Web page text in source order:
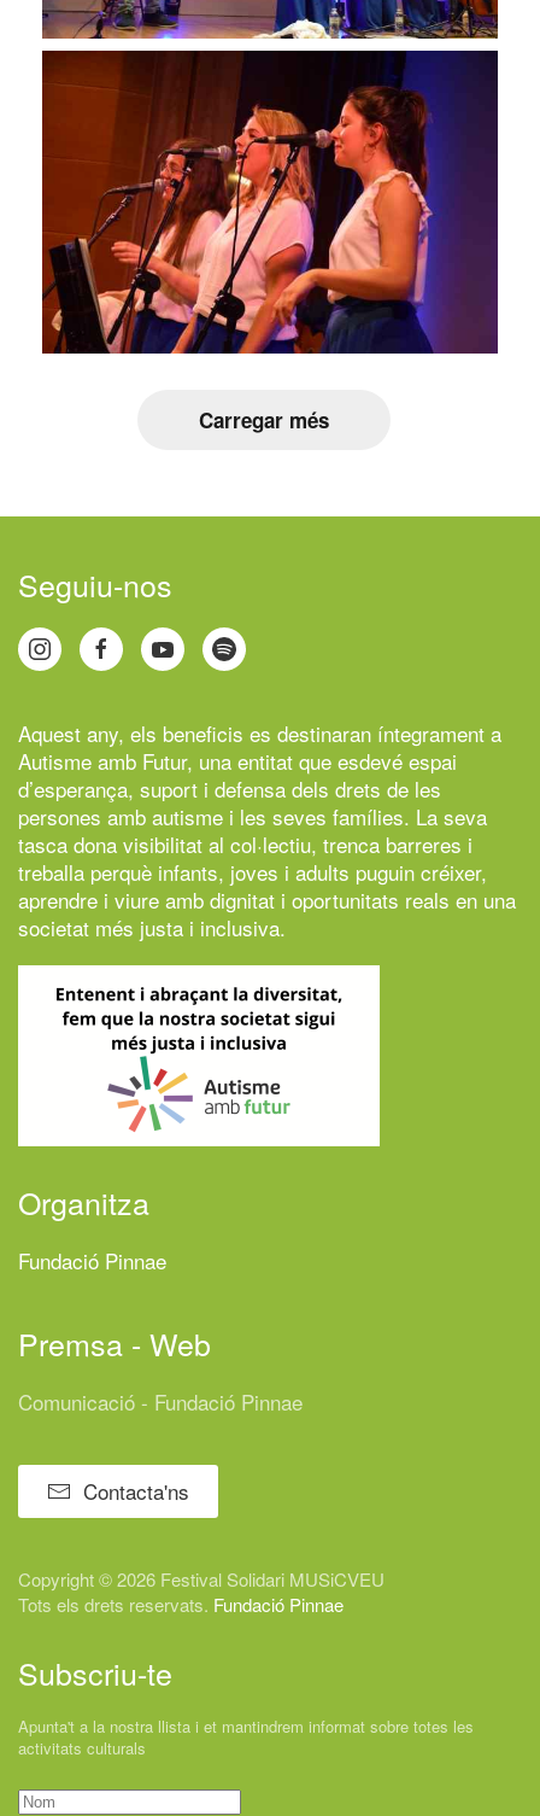
Carregar més
Seguiu-nos
Aquest any, els beneficis es destinaran íntegrament a
Autisme amb Futur, una entitat que esdevé espai
d’esperança, suport i defensa dels drets de les
persones amb autisme i les seves famílies. La seva
tasca dona visibilitat al col·lectiu, trenca barreres i
treballa perquè infants, joves i adults puguin créixer,
aprendre i viure amb dignitat i oportunitats reals en una
societat més justa i inclusiva.
Organitza
Fundació Pinnae
Premsa - Web
Comunicació - Fundació Pinnae
Contacta'ns
Copyright © 2026 Festival Solidari MUSiCVEU
Tots els drets reservats. Fundació Pinnae
Subscriu-te
Apunta't a la nostra llista i et mantindrem informat sobre totes les
activitats culturals